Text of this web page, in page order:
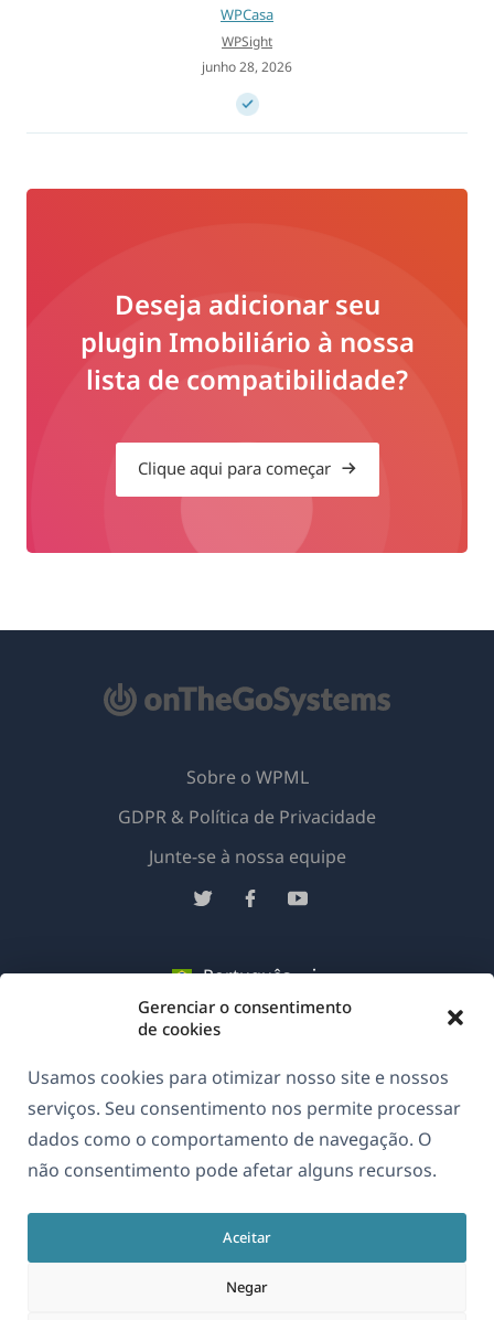
Gerenciar o consentimento
de cookies
Usamos cookies para otimizar nosso site e nossos
serviços. Seu consentimento nos permite processar
dados como o comportamento de navegação. O
não consentimento pode afetar alguns recursos.
Aceitar
Negar
WPCasa
WPSight
junho 28, 2026
Deseja adicionar seu
plugin Imobiliário à nossa
lista de compatibilidade?
Clique aqui para começar
© 2026OnTheGoSystems Limited
em
uma
nova
janela)
Português
Sobre o WPML
GDPR & Política de Privacidade
Junte-se à nossa equipe(abre
janela)
(abre
janela)
(abre
janela)
(abre
janela)